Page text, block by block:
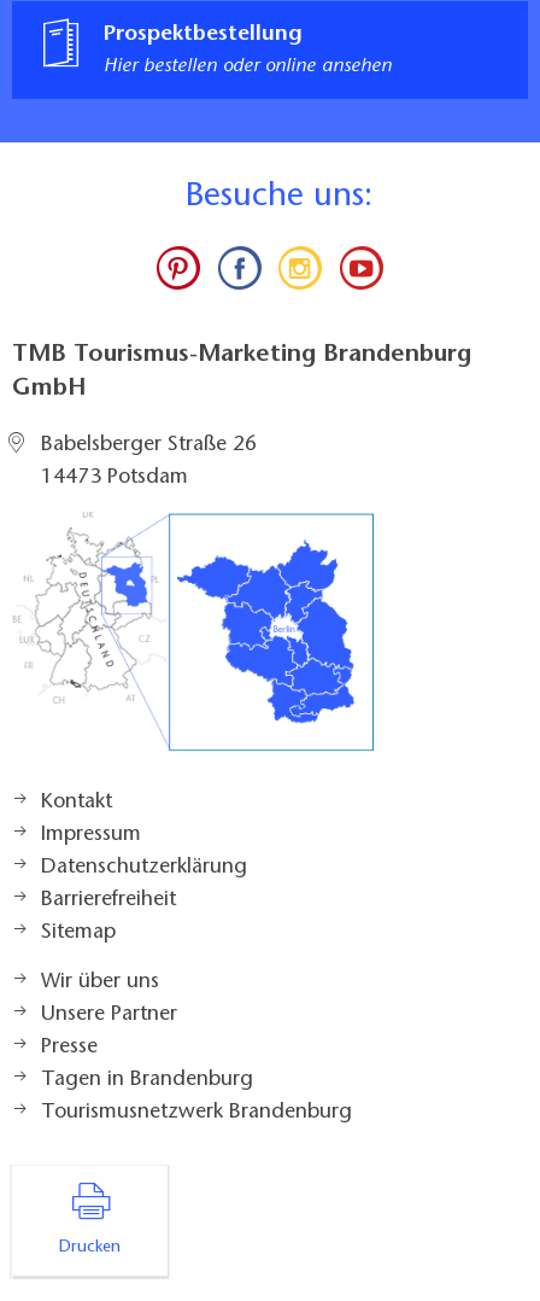
Prospektbestellung
Hier bestellen oder online ansehen
Besuche uns:
TMB Tourismus-Marketing Brandenburg
GmbH
Babelsberger Straße 26
14473 Potsdam
Kontakt
Impressum
Datenschutzerklärung
Barrierefreiheit
Sitemap
Wir über uns
Unsere Partner
Presse
Tagen in Brandenburg
Tourismusnetzwerk Brandenburg
Drucken